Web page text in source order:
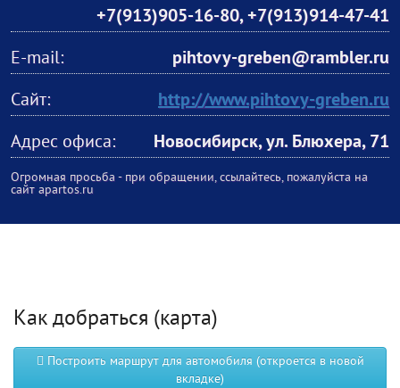
+7(913)905-16-80,+7(913)914-47-41
E-mail:
pihtovy-greben@rambler.ru
Сайт:
http://www.pihtovy-greben.ru
Адрес офиса:
Новосибирск, ул. Блюхера, 71
Огромная просьба - при обращении, ссылайтесь, пожалуйста на
сайт apartos.ru
Как добраться (карта)
Построить маршрут для автомобиля (откроется в новой
вкладке)